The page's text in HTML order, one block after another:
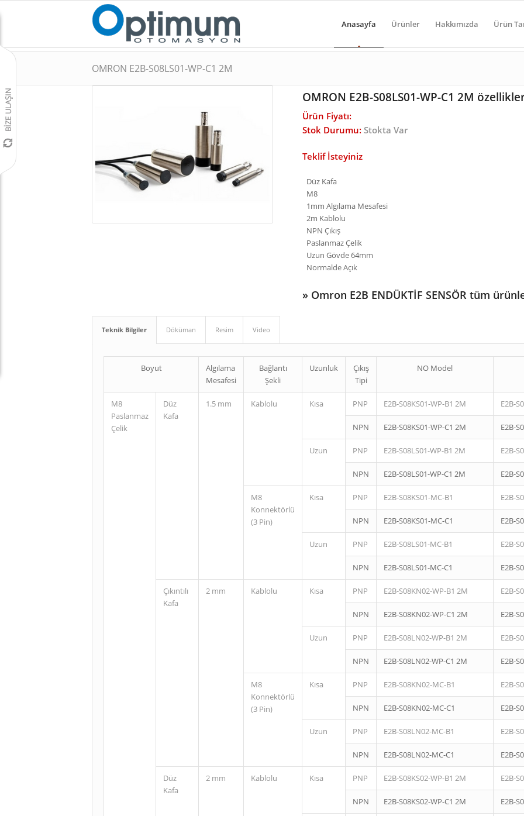
OMRON E2B-S08LS01-WP-C1 2M
OMRON E2B-S08LS01-WP-C1 2M
Ürün Fiyatı:
Stok Durumu: Stokta Var
Teklif İsteyiniz
Düz Kafa
M8
1mm Algılama Mesafesi
2m Kablolu
NPN Çıkış
Paslanmaz Çelik
Uzun Gövde 64mm
Normalde Açık
» Omron E2B ENDÜKTİF SENSÖR tüm
Teknik Bilgiler Döküman Resim Video
Boyut
Algılama
Mesafesi
Bağlantı
Şekli
Uzunluk
Çıkış
Tipi
NO Model
M8
Paslanmaz
Çelik
Düz
Kafa
1.5 mm Kablolu Kısa PNP E2B-S08KS01-WP-B1 2M E2B-
NPN E2B-S08KS01-WP-C1 2M E2B-
Uzun PNP E2B-S08LS01-WP-B1 2M E2B-
NPN E2B-S08LS01-WP-C1 2M E2B-
M8
Konnektörlü
(3 Pin)
Kısa PNP E2B-S08KS01-MC-B1 E2B-
NPN E2B-S08KS01-MC-C1 E2B-
Uzun PNP E2B-S08LS01-MC-B1 E2B-
NPN E2B-S08LS01-MC-C1 E2B-
Çıkıntılı
Kafa
2 mm Kablolu Kısa PNP E2B-S08KN02-WP-B1 2M E2B-
NPN E2B-S08KN02-WP-C1 2M E2B-
Uzun PNP E2B-S08LN02-WP-B1 2M E2B-
NPN E2B-S08LN02-WP-C1 2M E2B-
M8
Konnektörlü
(3 Pin)
Kısa PNP E2B-S08KN02-MC-B1 E2B-
NPN E2B-S08KN02-MC-C1 E2B-
Uzun PNP E2B-S08LN02-MC-B1 E2B-
NPN E2B-S08LN02-MC-C1 E2B-
Düz
Kafa
2 mm Kablolu Kısa PNP E2B-S08KS02-WP-B1 2M E2B-
NPN E2B-S08KS02-WP-C1 2M E2B-
Anasayfa Ürünler Hakkımızda Ürün